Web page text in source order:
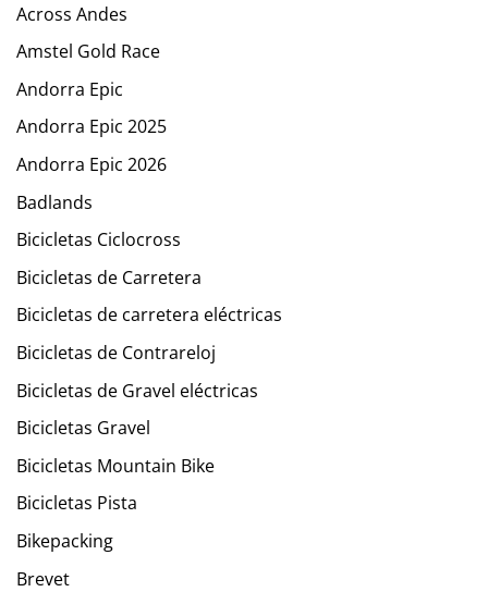
Across Andes
Amstel Gold Race
Andorra Epic
Andorra Epic 2025
Andorra Epic 2026
Badlands
Bicicletas Ciclocross
Bicicletas de Carretera
Bicicletas de carretera eléctricas
Bicicletas de Contrareloj
Bicicletas de Gravel eléctricas
Bicicletas Gravel
Bicicletas Mountain Bike
Bicicletas Pista
Bikepacking
Brevet